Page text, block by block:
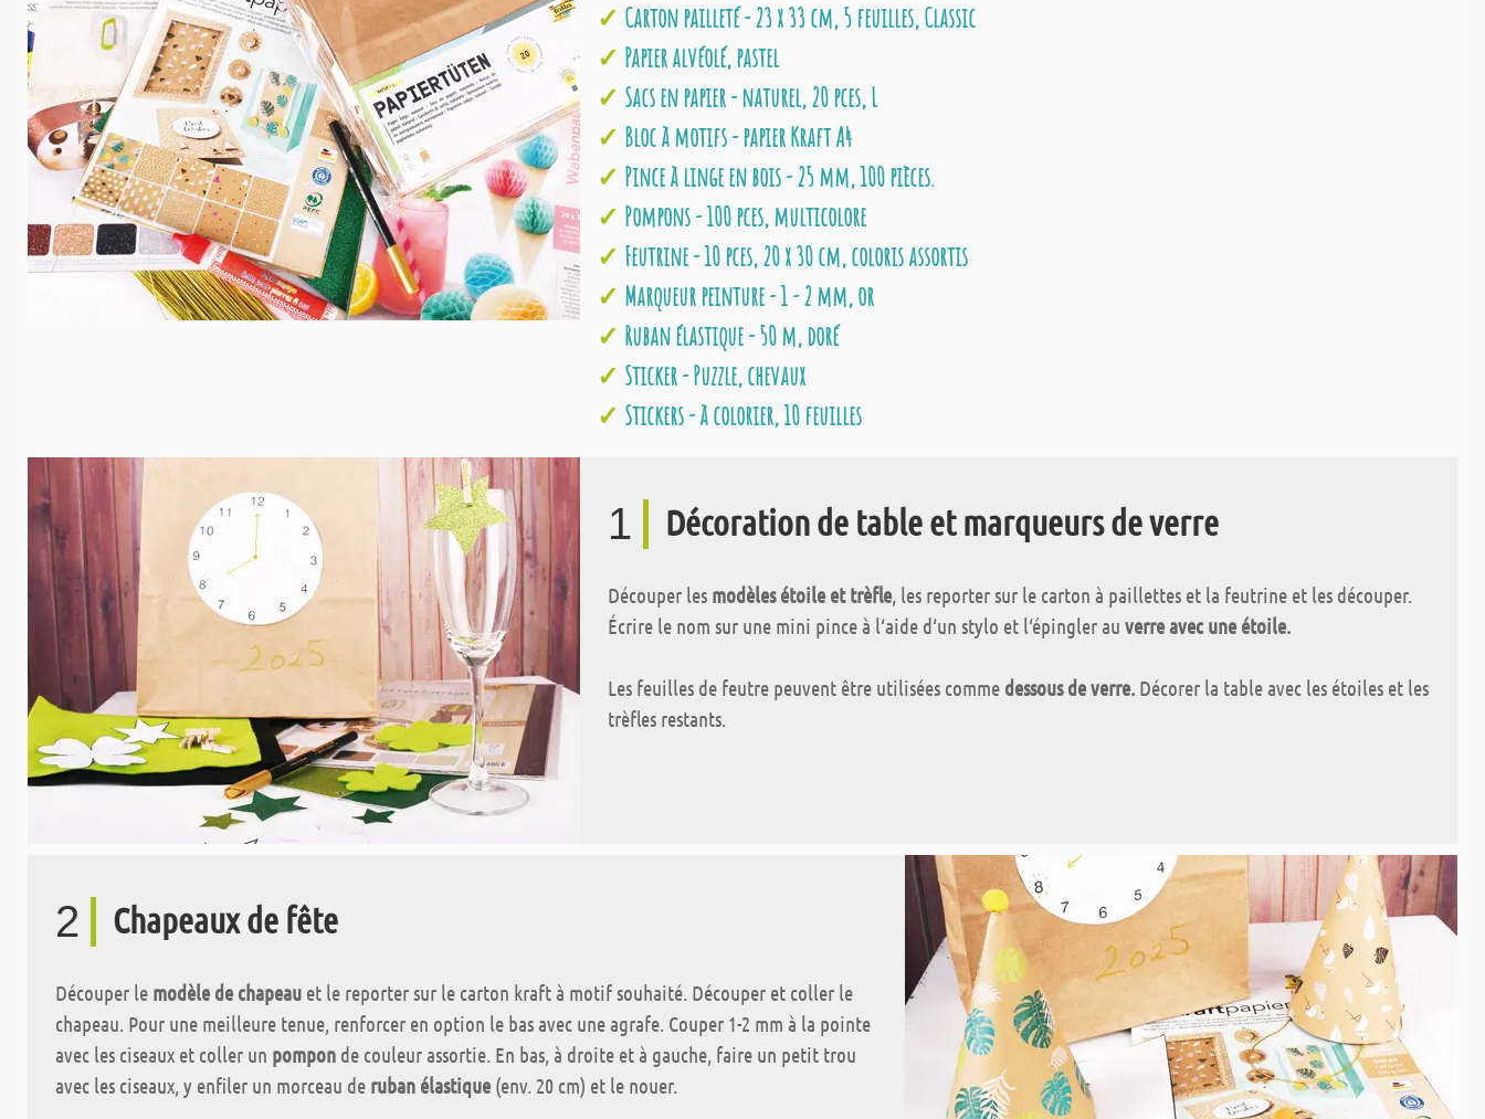
Carton pailleté - 23 x 33 cm, 5 feuilles, Classic
Papier alvéolé, pastel
Sacs en papier - naturel, 20 pces, L
Bloc à motifs - papier Kraft A4
Pince à linge en bois - 25 mm, 100 pièces.
Pompons - 100 pces, multicolore
Feutrine - 10 pces, 20 x 30 cm, coloris assortis
Marqueur peinture - 1 - 2 mm, or
Ruban élastique - 50 m, doré
Sticker - Puzzle, chevaux
Stickers - à colorier, 10 feuilles
1 Décoration de table et marqueurs de verre
Découper les modèles étoile et trèfle, les reporter sur le carton à paillettes et la feutrine et les découper.
Écrire le nom sur une mini pince à l‘aide d‘un stylo et l‘épingler au verre avec une étoile.
Les feuilles de feutre peuvent être utilisées comme dessous de verre. Décorer la table avec les étoiles et les
trèfles restants.
2 Chapeaux de fête
Découper le modèle de chapeau et le reporter sur le carton kraft à motif souhaité. Découper et coller le
chapeau. Pour une meilleure tenue, renforcer en option le bas avec une agrafe. Couper 1-2 mm à la pointe
avec les ciseaux et coller un pompon de couleur assortie. En bas, à droite et à gauche, faire un petit trou
avec les ciseaux, y enfiler un morceau de ruban élastique (env. 20 cm) et le nouer.